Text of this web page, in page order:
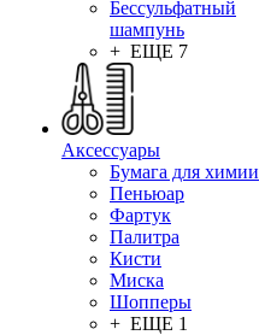
Бессульфатный
шампунь
+ ЕЩЕ 7
Аксессуары
Бумага для химии
Пеньюар
Фартук
Палитра
Кисти
Миска
Шопперы
+ ЕЩЕ 1